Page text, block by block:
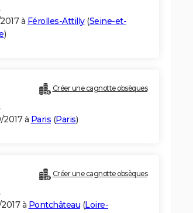
à Férolles-Attilly(Seine-et-
)
Créer une cagnotte obsèques
à Paris (Paris)
Créer une cagnotte obsèques
à Pontchâteau (Loire-